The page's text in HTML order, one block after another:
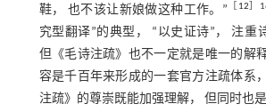
鞋， 也不该让新娘做这种工作。”
12 ］
究型翻译”的典型， “以史证诗”， 注重
但《毛诗注疏》也不一定就是唯一的解
容是千百年来形成的一套官方注疏体系
注疏》的尊崇既能加强理解， 但同时也是